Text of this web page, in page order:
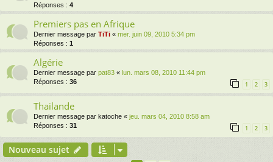
Réponses : 4
Premiers pas en Afrique
Dernier message par TiTi « mer. juin 09, 2010 5:34 pm
Réponses : 1
Algérie
Dernier message par pat83 « lun. mars 08, 2010 11:44 pm
Réponses : 36 1 2 3
Thailande
Dernier message par katoche « jeu. mars 04, 2010 8:58 am
Réponses : 31 1 2 3
Nouveau sujet